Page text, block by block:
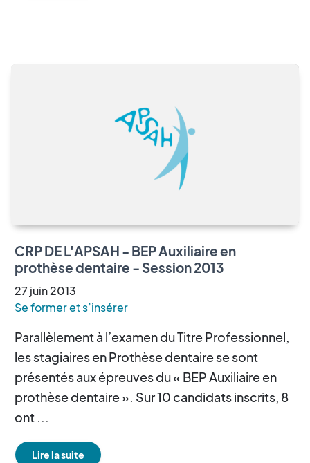
CRP DE L'APSAH - BEP Auxiliaire en
prothèse dentaire - Session 2013
27juin2013
Se former et s’insérer
Parallèlement à l’examen du Titre Professionnel,
les stagiaires en Prothèse dentaire se sont
présentés aux épreuves du « BEP Auxiliaire en
prothèse dentaire ». Sur 10 candidats inscrits, 8
ont ...
Lire la suite